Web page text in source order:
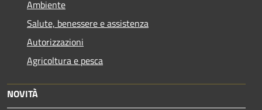
Ambiente
Salute, benessere e assistenza
Autorizzazioni
Agricoltura e pesca
NOVITÀ